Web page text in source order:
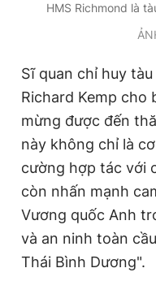
HMS Richmond là
Sĩ quan chỉ huy
Richard Kemp cho
mừng được đến
này không chỉ là
cường hợp tác với
còn nhấn mạnh
Vương quốc Anh
và an ninh toàn
Thái Bình Dương".